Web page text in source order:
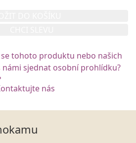
tohoto produktu nebo našich
námi sjednat osobní prohlídku?
nás